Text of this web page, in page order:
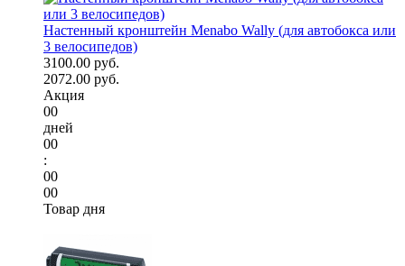
Настенный кронштейн Menabo Wally (для автобокса или
3 велосипедов)
3100.00 руб.
2072.00 руб.
Акция
00
дней
00
:
00
00
Товар дня